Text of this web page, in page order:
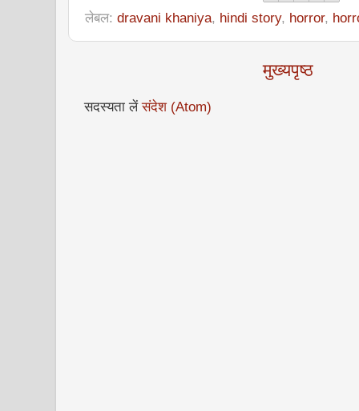
लेबल: dravani khaniya, hindi story, horror,
मुख्यपृष्ठ
सदस्यता लेंसंदेश (Atom)